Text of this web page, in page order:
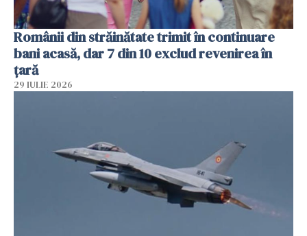
Românii din străinătate trimit în continuare
bani acasă, dar 7 din 10 exclud revenirea în
țară
29 IULIE 2026